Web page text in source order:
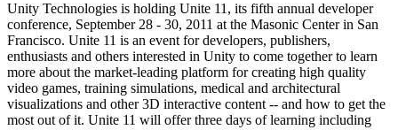
Unity Technologies is holding Unite 11, its fifth annual developer
conference, September 28 - 30, 2011 at the Masonic Center in San
Francisco. Unite 11 is an event for developers, publishers,
enthusiasts and others interested in Unity to come together to learn
more about the market-leading platform for creating high quality
video games, training simulations, medical and architectural
visualizations and other 3D interactive content -- and how to get the
most out of it. Unite 11 will offer three days of learning including